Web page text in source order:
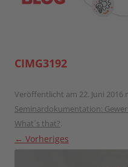
CIMG3192
Veröffentlicht am 22. Juni 2016
Seminardokumentation:
What´s that?.
← Vorheriges